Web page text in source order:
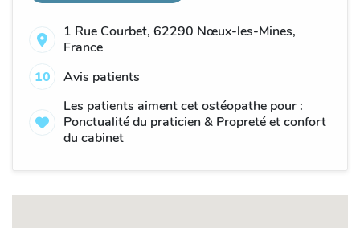
1 Rue Courbet, 62290 Nœux-les-Mines,
France
10
Avis patients
Les patients aiment cet ostéopathe pour :
Ponctualité du praticien & Propreté et confort
du cabinet